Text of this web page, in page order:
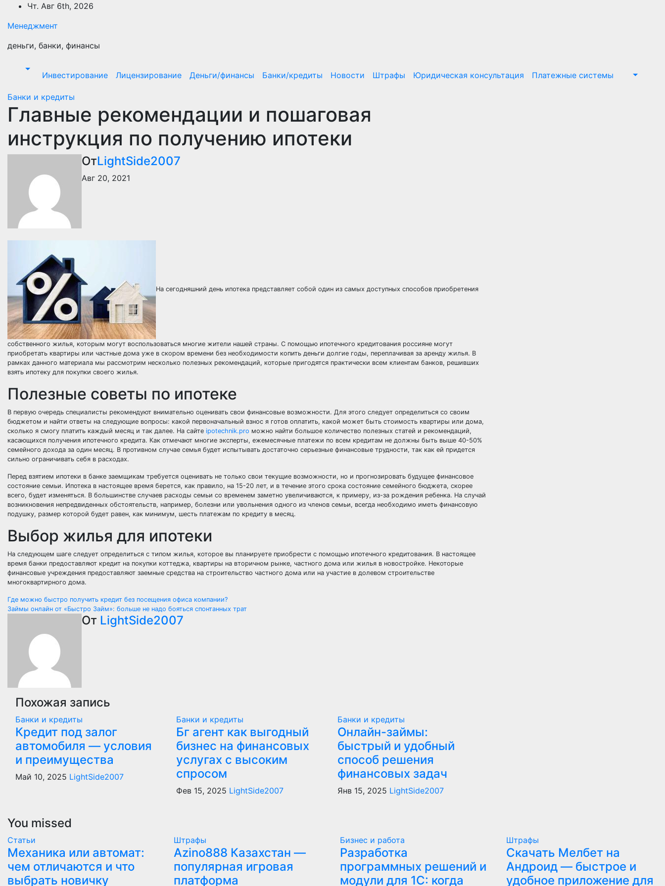
Перейти
содержимому
Чт. Авг 6th, 2026
Менеджмент
деньги, банки, финансы
Инвестирование Лицензирование Деньги/финансы Банки/кредиты Новости Штрафы Юридическая консультация Платежные системы
Банки и кредиты
Главные рекомендации и пошаговая
инструкция по получению ипотеки
ОтLightSide2007
Авг 20, 2021
На сегодняшний день ипотека представляет собой один из самых доступных способов приобретения
собственного жилья, которым могут воспользоваться многие жители нашей страны. С помощью ипотечного кредитования россияне могут
приобретать квартиры или частные дома уже в скором времени без необходимости копить деньги долгие годы, переплачивая за аренду жилья. В
рамках данного материала мы рассмотрим несколько полезных рекомендаций, которые пригодятся практически всем клиентам банков, решивших
взять ипотеку для покупки своего жилья.
Полезные советы по ипотеке
В первую очередь специалисты рекомендуют внимательно оценивать свои финансовые возможности. Для этого следует определиться со своим
бюджетом и найти ответы на следующие вопросы: какой первоначальный взнос я готов оплатить, какой может быть стоимость квартиры или дома,
сколько я смогу платить каждый месяц и так далее. На сайте ipotechnik.pro можно найти большое количество полезных статей и рекомендаций,
касающихся получения ипотечного кредита. Как отмечают многие эксперты, ежемесячные платежи по всем кредитам не должны быть выше 40-50%
семейного дохода за один месяц. В противном случае семья будет испытывать достаточно серьезные финансовые трудности, так как ей придется
сильно ограничивать себя в расходах.
Перед взятием ипотеки в банке заемщикам требуется оценивать не только свои текущие возможности, но и прогнозировать будущее финансовое
состояние семьи. Ипотека в настоящее время берется, как правило, на 15-20 лет, и в течение этого срока состояние семейного бюджета, скорее
всего, будет изменяться. В большинстве случаев расходы семьи со временем заметно увеличиваются, к примеру, из-за рождения ребенка. На случай
возникновения непредвиденных обстоятельств, например, болезни или увольнения одного из членов семьи, всегда необходимо иметь финансовую
подушку, размер которой будет равен, как минимум, шесть платежам по кредиту в месяц.
Выбор жилья для ипотеки
На следующем шаге следует определиться с типом жилья, которое вы планируете приобрести с помощью ипотечного кредитования. В настоящее
время банки предоставляют кредит на покупки коттеджа, квартиры на вторичном рынке, частного дома или жилья в новостройке. Некоторые
финансовые учреждения предоставляют заемные средства на строительство частного дома или на участие в долевом строительстве
многоквартирного дома.
Навигация
записям
Где можно быстро получить кредит без посещения офиса компании?
Займы онлайн от «Быстро Займ»: больше не надо бояться спонтанных трат
От LightSide2007
Похожая запись
Банки и кредиты
Кредит под залог
автомобиля — условия
и преимущества
Май 10, 2025 LightSide2007
Банки и кредиты
Бг агент как выгодный
бизнес на финансовых
услугах с высоким
спросом
Фев 15, 2025 LightSide2007
Банки и кредиты
Онлайн-займы:
быстрый и удобный
способ решения
финансовых задач
Янв 15, 2025 LightSide2007
You missed
Статьи
Механика или автомат:
чем отличаются и что
выбрать новичку
Штрафы
Azino888 Казахстан —
популярная игровая
платформа
Бизнес и работа
Разработка
программных решений и
модули для 1С: когда
Штрафы
Скачать Мелбет на
Андроид — быстрое и
удобное приложение для